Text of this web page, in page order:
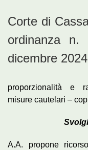
Corte di
ordinanza n.
dicembre 2024
proporzionalità e
misure cautelari –
A.A. propone